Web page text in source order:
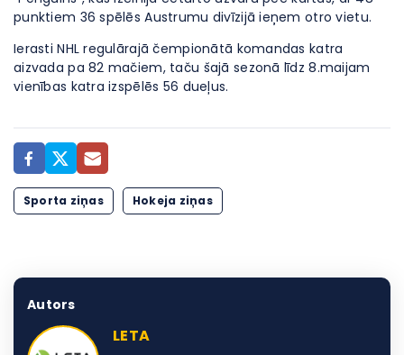
punktiem 36 spēlēs Austrumu divīzijā ieņem otro vietu.
Ierasti NHL regulārajā čempionātā komandas katra
aizvada pa 82 mačiem, taču šajā sezonā līdz 8.maijam
vienības katra izspēlēs 56 dueļus.
Sporta ziņas Hokeja ziņas
Autors
LETA